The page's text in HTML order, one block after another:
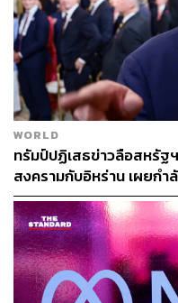
“ผมประเมินว่าไทยยังคง
โดยเฉพาะในช่วงสุดสัปดา
จริงหรือไม่ เพราะหากมีก
ได้ตามปกติ ก็จะช่วยคลี่คล
มีนัยสำคัญ เนื่องจากประเ
น้ำมันจากตะวันออกกลาง
ขณะเดียวกัน ผู้ผลิตน้ำมัน
ต้องการปรับเปลี่ยนไปใช้น้
เนื่องจากคุณสมบัติของน้ำ
ลงทุนเพิ่มเติมเพื่อปรับปรุ
สูง เพราะหากลงทุนไปแ
ปกติอย่างรวดเร็ว ก็อาจก
WORLD
ทรัมป์ปฏิเสธข่าวลือสหรัฐ
สงครามกับอิหร่าน เผยก